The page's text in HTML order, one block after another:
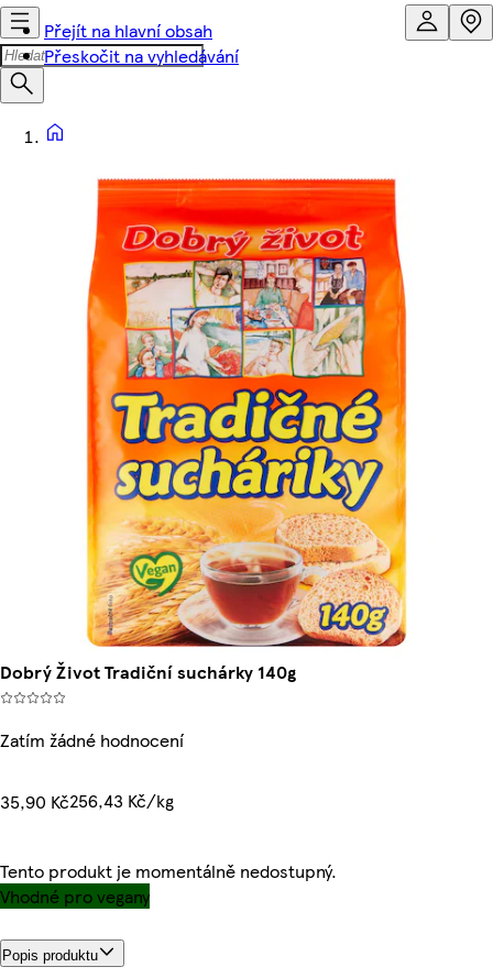
Přejít na hlavní obsah
Přeskočit na vyhledávání
Dobrý Život Tradiční suchárky 140g
Zatím žádné hodnocení
35,90 Kč256,43 Kč/kg
Tento produkt je momentálně nedostupný.
Vhodné pro vegany
Popis produktu